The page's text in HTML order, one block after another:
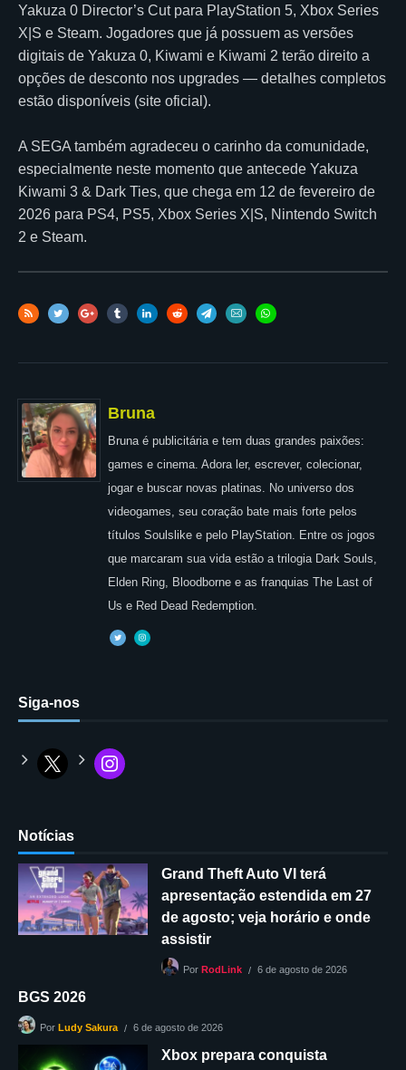
Yakuza 0 Director’s Cut para PlayStation 5, Xbox Series
X|S e Steam. Jogadores que já possuem as versões
digitais de Yakuza 0, Kiwami e Kiwami 2 terão direito a
opções de desconto nos upgrades — detalhes completos
estão disponíveis (site oficial).
A SEGA também agradeceu o carinho da comunidade,
especialmente neste momento que antecede Yakuza
Kiwami 3 & Dark Ties, que chega em 12 de fevereiro de
2026 para PS4, PS5, Xbox Series X|S, Nintendo Switch
2 e Steam.
Bruna
Bruna é publicitária e tem duas grandes paixões:
games e cinema. Adora ler, escrever, colecionar,
jogar e buscar novas platinas. No universo dos
videogames, seu coração bate mais forte pelos
títulos Soulslike e pelo PlayStation. Entre os jogos
que marcaram sua vida estão a trilogia Dark Souls,
Elden Ring, Bloodborne e as franquias The Last of
Us e Red Dead Redemption.
Siga-nos
Notícias
Grand Theft Auto VI terá
apresentação estendida em 27
de agosto; veja horário e onde
assistir
Por RodLink 6 de agosto de 2026
BGS 2026
Por Ludy Sakura 6 de agosto de 2026
Xbox prepara conquista